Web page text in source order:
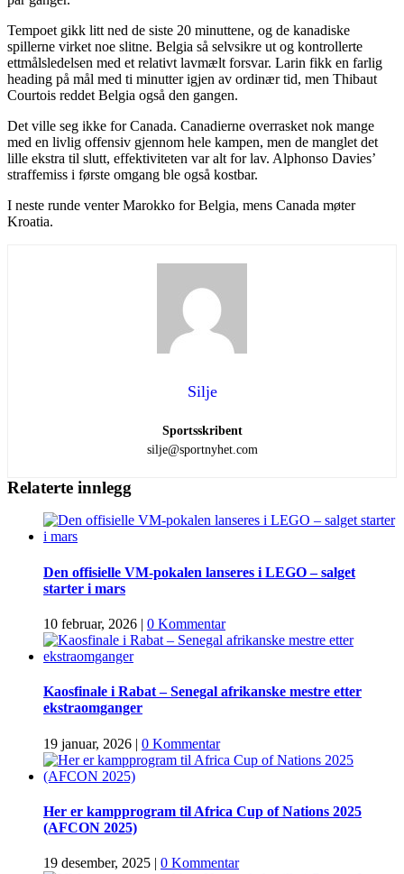
Tempoet gikk litt ned de siste 20 minuttene, og de kanadiske
spillerne virket noe slitne. Belgia så selvsikre ut og kontrollerte
ettmålsledelsen med et relativt lavmælt forsvar. Larin fikk en farlig
heading på mål med ti minutter igjen av ordinær tid, men Thibaut
Courtois reddet Belgia også den gangen.
Det ville seg ikke for Canada. Canadierne overrasket nok mange
med en livlig offensiv gjennom hele kampen, men de manglet det
lille ekstra til slutt, effektiviteten var alt for lav. Alphonso Davies’
straffemiss i første omgang ble også kostbar.
I neste runde venter Marokko for Belgia, mens Canada møter
Kroatia.
Silje
Sportsskribent
silje@sportnyhet.com
Relaterte innlegg
Den offisielle VM-pokalen lanseres i LEGO – salget
starter i mars
10 februar, 2026 | 0 Kommentar
Kaosfinale i Rabat – Senegal afrikanske mestre etter
ekstraomganger
19 januar, 2026 | 0 Kommentar
Her er kampprogram til Africa Cup of Nations 2025
(AFCON 2025)
19 desember, 2025 | 0 Kommentar